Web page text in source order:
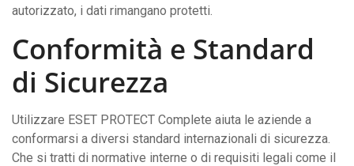
autorizzato, i dati rimangano protetti.
Conformità e Standard
di Sicurezza
Utilizzare ESET PROTECT Complete aiuta le aziende a
conformarsi a diversi standard internazionali di sicurezza.
Che si tratti di normative interne o di requisiti legali come il